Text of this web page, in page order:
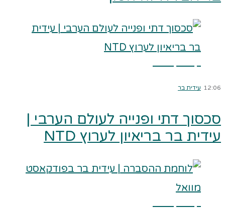
12:06 עידית בר
סכסוך דתי ופנייה לעולם הערבי |
עידית בר בריאיון לערוץ NTD